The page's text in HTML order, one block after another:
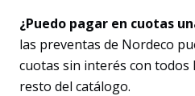
¿Puedo pagar en cuotas
las preventas de Nordeco
cuotas sin interés con todos
resto del catálogo.